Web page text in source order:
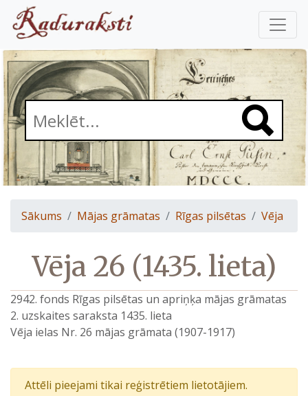
Sākums Mājas grāmatas Rīgas pilsētas Vēja
Vēja 26 (1435. lieta)
2942. fonds Rīgas pilsētas un apriņķa mājas grāmatas
2. uzskaites saraksta 1435. lieta
Vēja ielas Nr. 26 mājas grāmata (1907-1917)
Attēli pieejami tikai reģistrētiem lietotājiem.